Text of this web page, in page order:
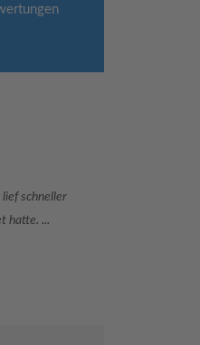
an Frau
als ...